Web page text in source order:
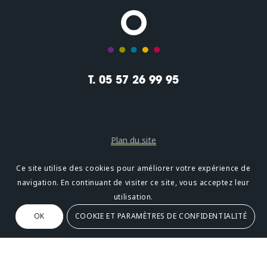
T. 05 57 26 99 95
Plan du site
Mentions légales
Confidentialité
Oméni2, avenue Léonard de Vinci 33600 PESSAC
Ce site utilise des cookies pour améliorer votre expérience de
navigation. En continuant de visiter ce site, vous acceptez leur
utilisation.
OK
COOKIE ET PARAMÈTRES DE CONFIDENTIALITÉ